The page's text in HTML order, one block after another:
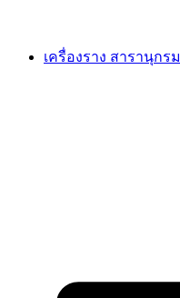
เครื่องราง สารานุกรม